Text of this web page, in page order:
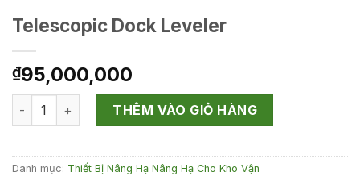
Telescopic Dock Leveler
₫95,000,000
Telescopic Dock Leveler số lượng
THÊM VÀO GIỎ HÀNG
Danh mục: Thiết Bị Nâng Hạ Nâng Hạ Cho Kho Vận